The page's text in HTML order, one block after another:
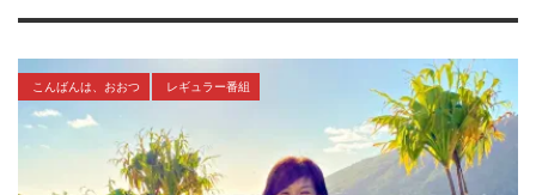
こんばんは、おおつ レギュラー番組